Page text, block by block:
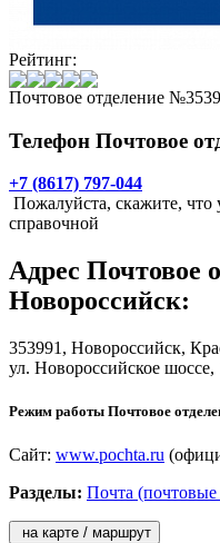
Рейтинг:
Почтовое отделение
Телефон Почтовое
+7 (8617) 797-044
Пожалуйста, скажите,
справочной
Адрес Почтовое
Новороссийск:
353991, Новороссийск,
ул. Новороссийское шоссе,
Режим работы Почтовое
Сайт: www.pochta.ru
Разделы: Почта (почтовые
на карте / маршрут